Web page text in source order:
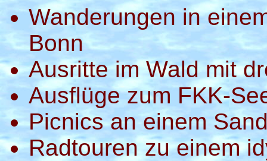
Wanderungen in
Bonn
Ausritte im Wald mit
Ausflüge zum FKK-
Picnics an einem
Radtouren zu einem